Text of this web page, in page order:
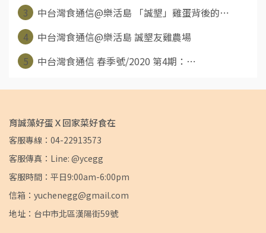
3
中台灣食通信@樂活島 「誠墾」雞蛋背後的⋯
4
中台灣食通信@樂活島 誠墾友雞農場
5
中台灣食通信 春季號/2020 第4期：⋯
育誠藻好蛋Ｘ回家菜好食在
客服專線：04-22913573
客服傳真：Line: @ycegg
客服時間：平日9:00am-6:00pm
信箱：yuchenegg@gmail.com
地址：台中市北區漢陽街59號